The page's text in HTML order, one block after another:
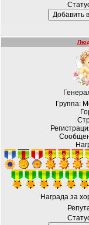
Группа:
Награда за